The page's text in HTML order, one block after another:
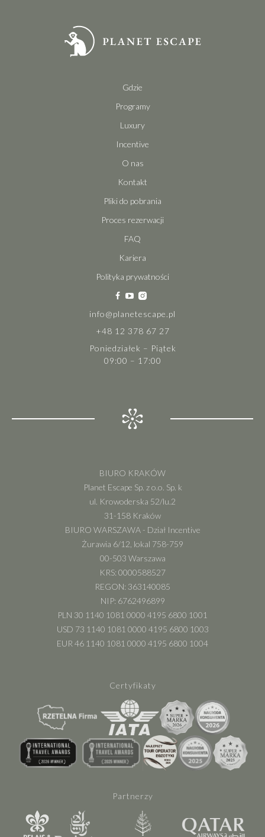
Gdzie
Programy
Luxury
Incentive
O nas
Kontakt
Pliki do pobrania
Proces rezerwacji
FAQ
Kariera
Polityka prywatności
info@planetescape.pl
+48 12 378 67 27
Poniedziałek – Piątek
09:00 – 17:00
BIURO KRAKÓW
Planet Escape Sp. z o.o. Sp. k
ul. Krowoderska 52/lu.2
31-158 Kraków
BIURO WARSZAWA - Dział Incentive
Żurawia 6/12, lokal 758-759
00-503 Warszawa
KRS: 0000588527
REGON: 363140085
NIP: 6762496899
PLN 30 1140 1081 0000 4195 6800 1001
USD 73 1140 1081 0000 4195 6800 1003
EUR 46 1140 1081 0000 4195 6800 1004
Certyfikaty
Partnerzy